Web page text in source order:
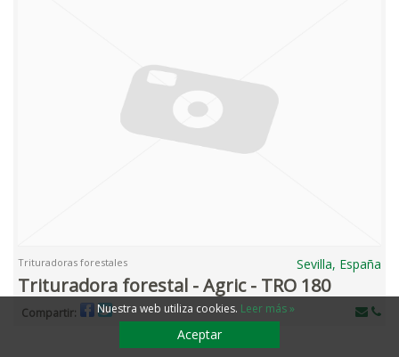
Trituradoras forestales Sevilla, España
Trituradora forestal - Agric - TRO 180
Compartir: Nuestra web utiliza cookies. Leer más »
Aceptar